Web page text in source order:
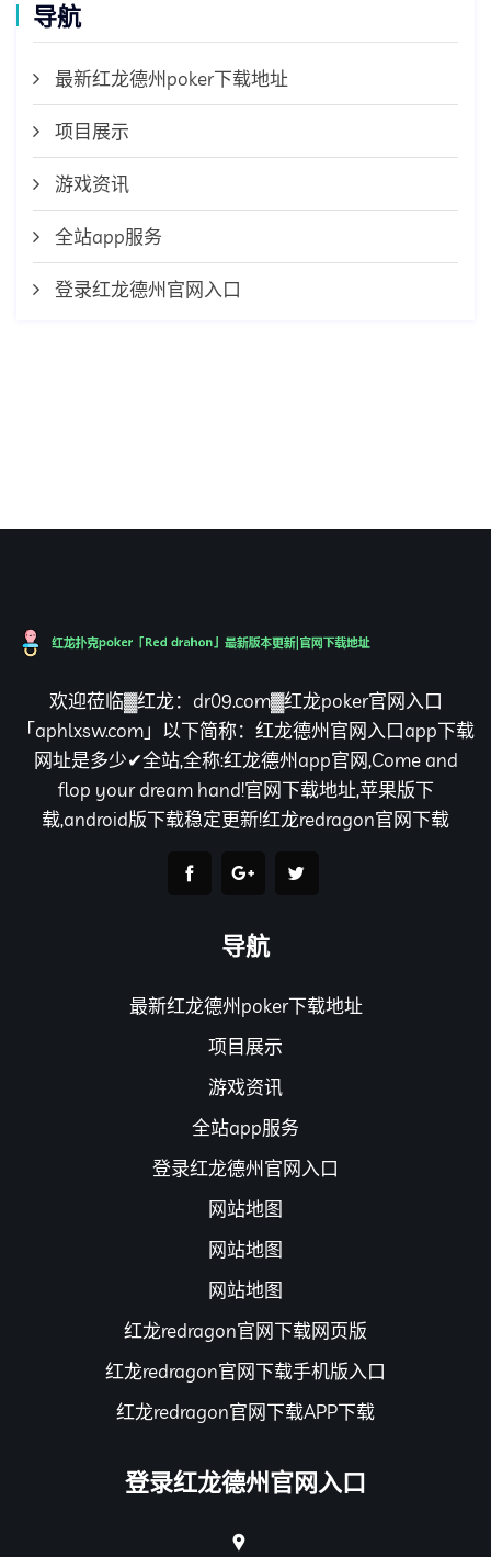
导航
最新红龙德州poker下载地址
项目展示
游戏资讯
全站app服务
登录红龙德州官网入口
欢迎莅临▓红龙：dr09.com▓红龙poker官网入口
「aphlxsw.com」以下简称：红龙德州官网入口app下载
网址是多少✔全站,全称:红龙德州app官网,Come and
flop your dream hand!官网下载地址,苹果版下
载,android版下载稳定更新!红龙redragon官网下载
导航
最新红龙德州poker下载地址
项目展示
游戏资讯
全站app服务
登录红龙德州官网入口
网站地图
网站地图
网站地图
红龙redragon官网下载网页版
红龙redragon官网下载手机版入口
红龙redragon官网下载APP下载
登录红龙德州官网入口